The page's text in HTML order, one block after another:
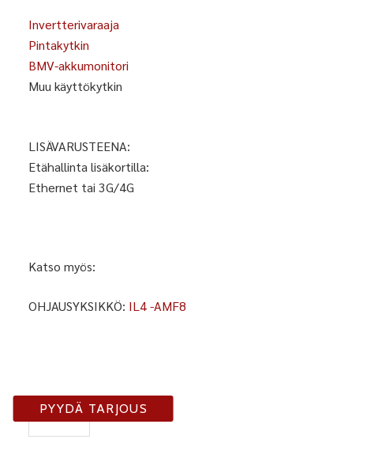
Invertterivaraaja
Pintakytkin
BMV-akkumonitori
Muu käyttökytkin
LISÄVARUSTEENA:
Etähallinta lisäkortilla:
Ethernet tai 3G/4G
Katso myös:
OHJAUSYKSIKKÖ: IL4 -AMF8
AK1-
IL408
PYYDÄ TARJOUS